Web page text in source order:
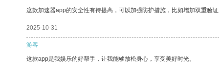
这款加速器app的安全性有待提高，可以加强防护措施，比如增加双重验证
2025-10-31
游客
这款app是我娱乐的好帮手，让我能够放松身心，享受美好时光。